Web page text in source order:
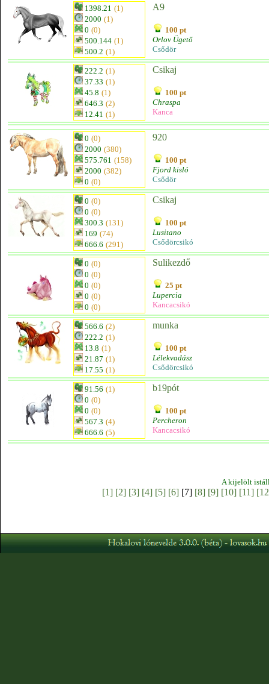
1398.21 (1)
2000 (1)
0 (0)
500.144 (1)
500.2 (1)
A9
100 pt
Orlov Ügető
Csődör
222.2 (1)
37.33 (1)
45.8 (1)
646.3 (2)
12.41 (1)
Csikaj
100 pt
Chraspa
Kanca
0 (0)
2000 (380)
575.761 (158)
2000 (382)
0 (0)
920
100 pt
Fjord kisló
Csődör
0 (0)
0 (0)
300.3 (131)
169 (74)
666.6 (291)
Csikaj
100 pt
Lusitano
Csődörcsikó
0 (0)
0 (0)
0 (0)
0 (0)
0 (0)
Sulikezdő
25 pt
Lupercia
Kancacsikó
566.6 (2)
222.2 (1)
13.8 (1)
21.87 (1)
17.55 (1)
munka
100 pt
Lélekvadász
Csődörcsikó
91.56 (1)
0 (0)
0 (0)
567.3 (4)
666.6 (5)
b19pót
100 pt
Percheron
Kancacsikó
A kijelölt
[1] [2] [3] [4] [5] [6][7] [8] [9] [10] [11]